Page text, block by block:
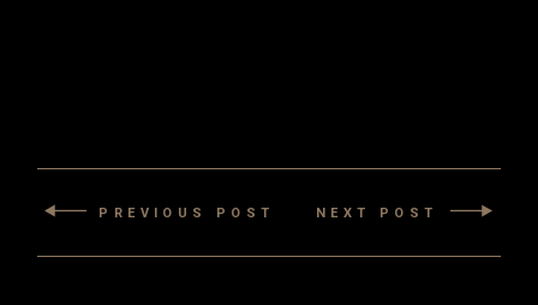
PREVIOUS POST NEXT POST